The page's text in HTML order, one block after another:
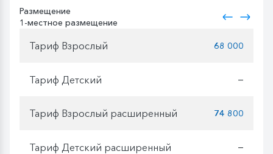
Размещение
1-местное размещение
Тариф Взрослый 68 000
Тариф Детский —
Тариф Взрослый расширенный 74 800
Тариф Детский расширенный —